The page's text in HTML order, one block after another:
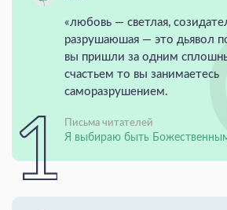
«любовь — светлая,
разрушаюшая — это дьявол
вы пришли за одним
счастьем то вы занимаетесь
саморазрушением.
Письма читателей
Я выбираю быть